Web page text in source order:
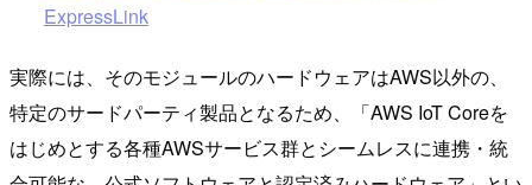
ExpressLink
実際には、そのモジュールのハードウェアはAWS以外の、
特定のサードパーティ製品となるため、「AWS IoT Coreを
はじめとする各種AWSサービス群とシームレスに連携・統